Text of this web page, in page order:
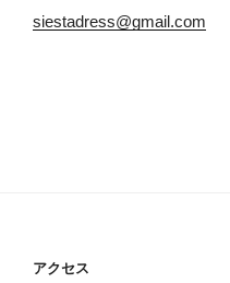
siestadress@gmail.com
アクセス